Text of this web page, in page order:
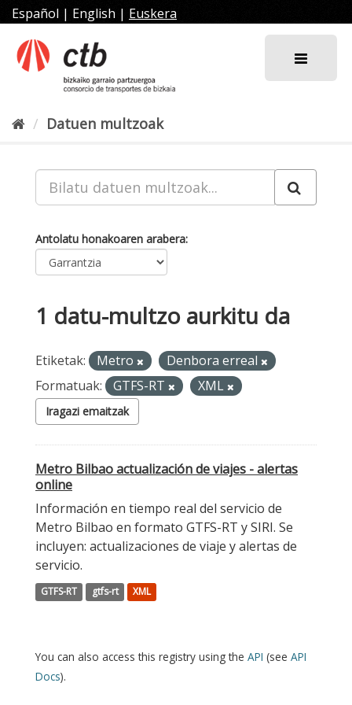
Joan
edukira
Español | English | Euskera
Datuen multzoak
Antolatu honakoaren arabera
1 datu-multzo aurkitu da
Etiketak: Metro
Denbora erreal
Formatuak:
GTFS-RT XML
Iragazi emaitzak
Metro Bilbao actualización de viajes - alertas
online
Información en tiempo real del servicio de
Metro Bilbao en formato GTFS-RT y SIRI. Se
incluyen: actualizaciones de viaje y alertas de
servicio.
GTFS-RT gtfs-rt XML
You can also access this registry using the API (see API
Docs).